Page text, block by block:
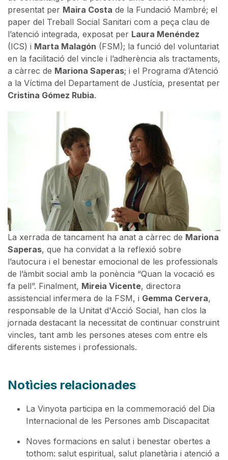
presentat per Maira Costa de la Fundació Mambré; el
paper del Treball Social Sanitari com a peça clau de
l’atenció integrada, exposat per Laura Menéndez
(ICS) i Marta Malagón (FSM); la funció del voluntariat
en la facilitació del vincle i l’adherència als tractaments,
a càrrec de Mariona Saperas; i el Programa d’Atenció
a la Víctima del Departament de Justícia, presentat per
Cristina Gómez Rubia.
La xerrada de tancament ha anat a càrrec de Mariona
Saperas, que ha convidat a la reflexió sobre
l’autocura i el benestar emocional de les professionals
de l’àmbit social amb la ponència “Quan la vocació es
fa pell”. Finalment, Mireia Vicente, directora
assistencial infermera de la FSM, i Gemma Cervera,
responsable de la Unitat d'Acció Social, han clos la
jornada destacant la necessitat de continuar construint
vincles, tant amb les persones ateses com entre els
diferents sistemes i professionals.
Notìcies relacionades
La Vinyota participa en la commemoració del Dia
Internacional de les Persones amb Discapacitat
Noves formacions en salut i benestar obertes a
tothom: salut espiritual, salut planetària i atenció a